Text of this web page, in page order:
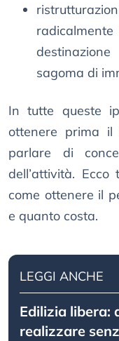
sagoma di
In tutte queste
ottenere prima il
parlare di
dell’attività.
come ottenere il
e quanto costa.
LEGGI ANCHE
Edilizia libera:
realizzare